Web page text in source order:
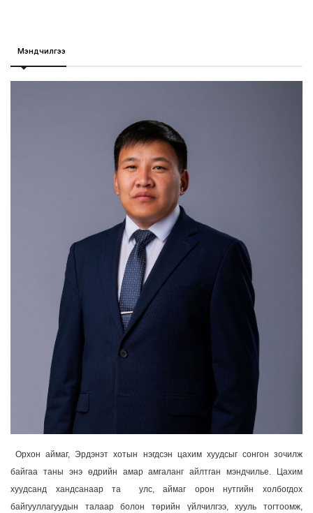
Мэндчилгээ
Орхон аймаг, Эрдэнэт хотын нэгдсэн цахим хуудсыг сонгон зочилж
байгаа таны энэ өдрийн амар амгаланг айлтган мэндчилье. Цахим
хуудсанд хандсанаар та улс, аймаг орон нутгийн холбогдох
байгууллагуудын талаар болон төрийн үйлчилгээ, хууль тогтоомж,